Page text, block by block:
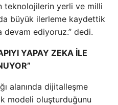
teknolojilerin yerli ve milli
büyük ilerleme kaydettik
devam ediyoruz.” dedi.
YAPAY ZEKA İLE
alanında dijitalleşme
modeli oluşturduğunu